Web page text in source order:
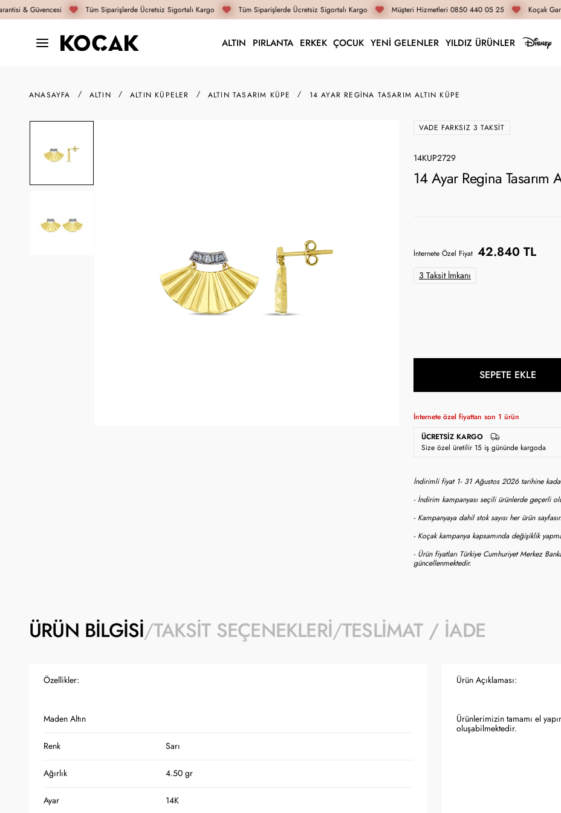
& Güvencesi Tüm Siparişlerde Ücretsiz Sigortalı Kargo Tüm Siparişlerde Ücretsiz Sigortalı Kargo Müşteri Hizmetleri 0850 440 05 25 Koçak
ALTIN PIRLANTA ERKEK ÇOCUK YENİ GELENLER YILDIZ ÜRÜNLER
ANASAYFA ALTIN ALTIN KÜPELER ALTIN TASARIM KÜPE 14 AYAR REGINA TASARIM ALTIN KÜPE
VADE FARKSIZ 3 TAKSIT
14KUP2729
14 Ayar Regina Tasarım
İnternete Özel Fiyat 42.840 TL
3 Taksit İmkanı
SEPETE EKLE
İnternete özel fiyattan son 1 ürün
ÜCRETSIZ KARGO
Size özel üretilir 15 iş gününde kargoda
İndirimli fiyat 1- 31 Ağustos 2026 tarihine
- İndirim kampanyası seçili ürünlerde geçerli
- Kampanyaya dahil stok sayısı her ürün
- Koçak kampanya kapsamında değişiklik yapma
- Ürün fiyatları Türkiye Cumhuriyet Merkez
güncellenmektedir.
ÜRÜN BILGISI TAKSIT SEÇENEKLERI TESLIMAT / İADE
Özellikler: Ürün Açıklaması:
Maden Altın
Renk Sarı
Ağırlık 4.50 gr
Ayar 14K
Ürünlerimizin tamamı el
oluşabilmektedir.